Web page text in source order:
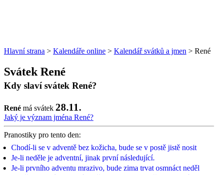
Hlavní strana > Kalendáře online > Kalendář svátků a jmen > René
Svátek René
Kdy slaví svátek René?
René má svátek 28.11.
Jaký je význam jména René?
Pranostiky pro tento den:
Chodí-li se v adventě bez kožicha, bude se v postě jistě nosit
Je-li neděle je adventní, jinak první následující.
Je-li prvního adventu mrazivo, bude zima trvat osmnáct neděl